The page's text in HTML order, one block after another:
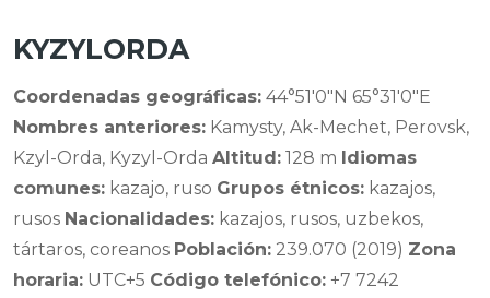
KYZYLORDA
Coordenadas geográficas: 44°51′0″N 65°31′0″E
Nombres anteriores: Kamysty, Ak-Mechet, Perovsk,
Kzyl-Orda, Kyzyl-Orda Altitud: 128 m Idiomas
comunes: kazajo, ruso Grupos étnicos: kazajos,
rusos Nacionalidades: kazajos, rusos, uzbekos,
tártaros, coreanos Población: 239.070 (2019) Zona
horaria: UTC+5 Código telefónico: +7 7242